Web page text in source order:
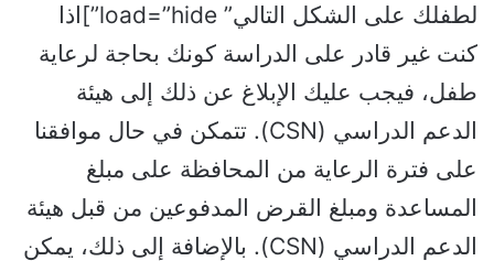
لطفلك على الشكل التالي” load=”hide”]اذا
كنت غير قادر على الدراسة كونك بحاجة لرعاية
طفل، فيجب عليك الإبلاغ عن ذلك إلى هيئة
الدعم الدراسي (CSN). تتمكن في حال موافقنا
على فترة الرعاية من المحافظة على مبلغ
المساعدة ومبلغ القرض المدفوعين من قبل هيئة
الدعم الدراسي (CSN). بالإضافة إلى ذلك، يمكن